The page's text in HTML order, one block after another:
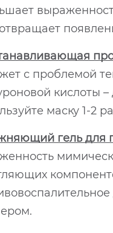
с проблемой
кислоты
маску 1-2
гель для